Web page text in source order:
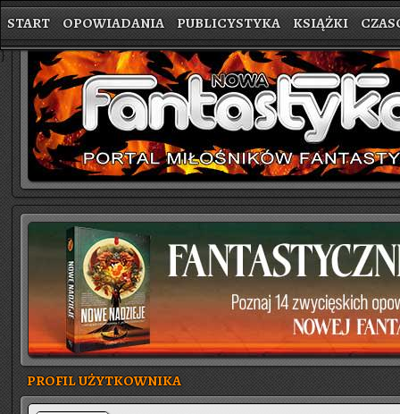
START OPOWIADANIA PUBLICYSTYKA KSIĄŻKI
}
PROFIL UŻYTKOWNIKA